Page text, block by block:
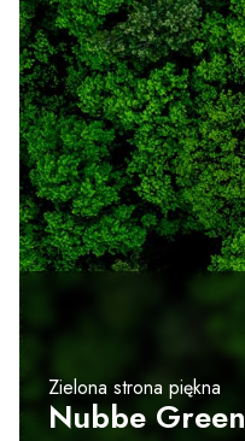
Zielona strona piękna
Nubbe Green